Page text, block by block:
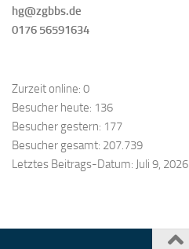
hg@zgbbs.de
0176 56591634
Zurzeit online: 0
Besucher heute: 136
Besucher gestern: 177
Besucher gesamt: 207.739
Letztes Beitrags-Datum: Juli 9, 2026